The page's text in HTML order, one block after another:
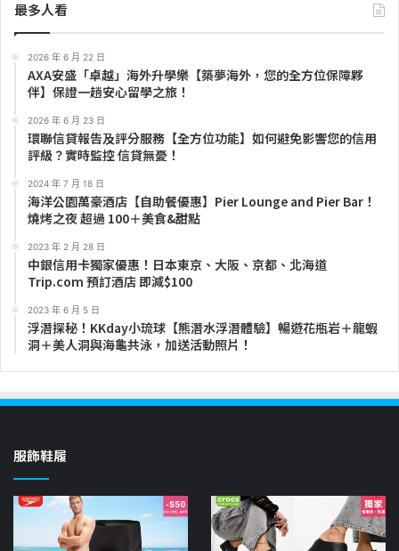
最多人看
2026 年 6 月 22 日
AXA安盛「卓越」海外升學樂【築夢海外，您的全方位保障夥
伴】保證一趟安心留學之旅！
2026 年 6 月 23 日
環聯信貸報告及評分服務【全方位功能】如何避免影響您的信用
評級？實時監控 信貸無憂！
2024 年 7 月 18 日
海洋公園萬豪酒店【自助餐優惠】Pier Lounge and Pier Bar！
燒烤之夜 超過 100＋美食&甜點
2023 年 2 月 28 日
中銀信用卡獨家優惠！日本東京、大阪、京都、北海道
Trip.com 預訂酒店 即減$100
2023 年 6 月 5 日
浮潛探秘！KKday小琉球【熊潛水浮潛體驗】暢遊花瓶岩＋龍蝦
洞＋美人洞與海龜共泳，加送活動照片！
服飾鞋履